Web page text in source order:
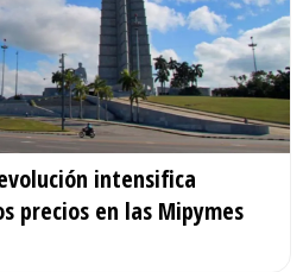
intensifica
precios en las Mipymes